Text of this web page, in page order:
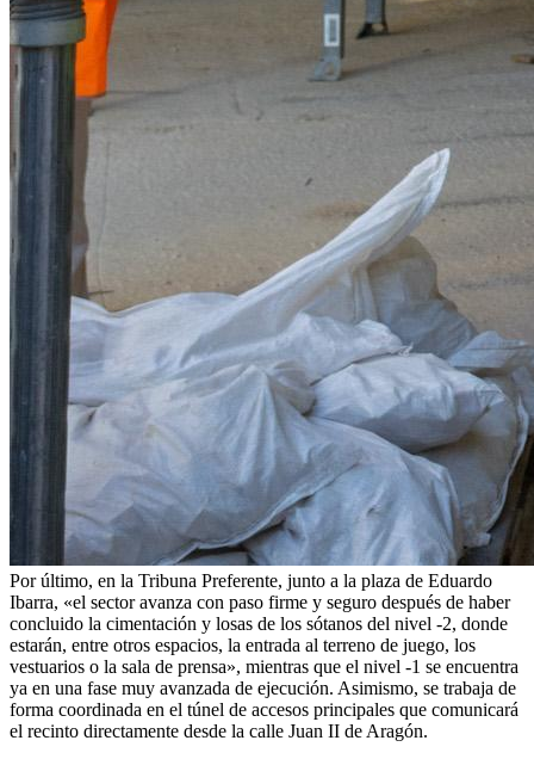
Por último, en la Tribuna Preferente, junto a la plaza de Eduardo
Ibarra, «el sector avanza con paso firme y seguro después de haber
concluido la cimentación y losas de los sótanos del nivel -2, donde
estarán, entre otros espacios, la entrada al terreno de juego, los
vestuarios o la sala de prensa», mientras que el nivel -1 se encuentra
ya en una fase muy avanzada de ejecución. Asimismo, se trabaja de
forma coordinada en el túnel de accesos principales que comunicará
el recinto directamente desde la calle Juan II de Aragón.